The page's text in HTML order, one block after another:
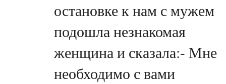
остановке к нам с мужем
подошла незнакомая
женщина и сказала:- Мне
необходимо с вами